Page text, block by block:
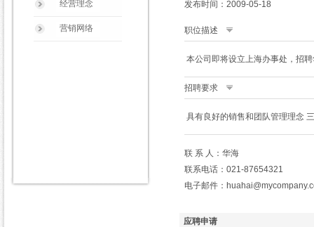
经营理念
营销网络
应聘申请
发布时间：2009-05-18
职位描述
本公司即将设立上海办事处，招
招聘要求
具有良好的销售和团队管理理念
联 系 人：华海
联系电话：021-87654321
电子邮件：